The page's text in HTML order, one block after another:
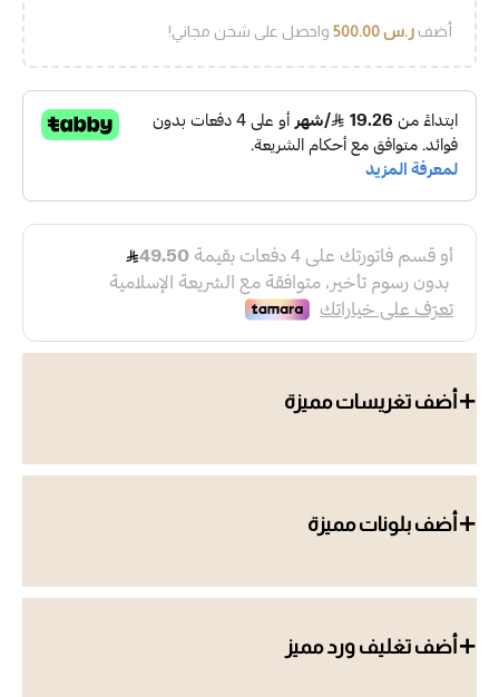
أضف ر.س واحصل على شحن مجاني!
أضف تغريسات مميزة
أضف بلونات مميزة
أضف تغليف ورد مميز